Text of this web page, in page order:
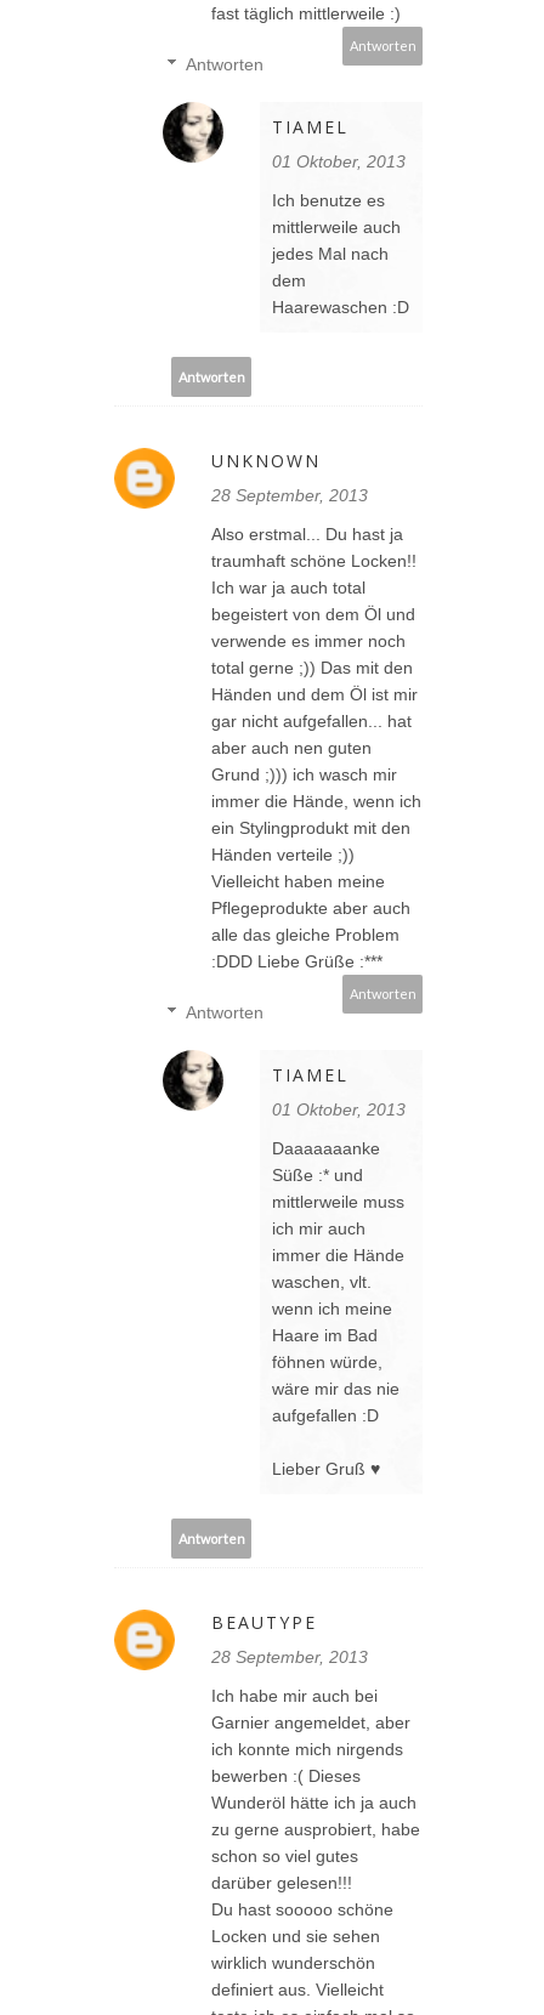
fast täglich mittlerweile :)
Antworten
Antworten
TIAMEL
01 Oktober, 2013
Ich benutze es
mittlerweile auch
jedes Mal nach
dem
Haarewaschen :D
Antworten
UNKNOWN
28 September, 2013
Also erstmal... Du hast ja
traumhaft schöne Locken!!
Ich war ja auch total
begeistert von dem Öl und
verwende es immer noch
total gerne ;)) Das mit den
Händen und dem Öl ist mir
gar nicht aufgefallen... hat
aber auch nen guten
Grund ;))) ich wasch mir
immer die Hände, wenn ich
ein Stylingprodukt mit den
Händen verteile ;))
Vielleicht haben meine
Pflegeprodukte aber auch
alle das gleiche Problem
:DDD Liebe Grüße :***
Antworten
Antworten
TIAMEL
01 Oktober, 2013
Daaaaaaanke
Süße :* und
mittlerweile muss
ich mir auch
immer die Hände
waschen, vlt.
wenn ich meine
Haare im Bad
föhnen würde,
wäre mir das nie
aufgefallen :D
Lieber Gruß ♥
Antworten
BEAUTYPE
28 September, 2013
Ich habe mir auch bei
Garnier angemeldet, aber
ich konnte mich nirgends
bewerben :( Dieses
Wunderöl hätte ich ja auch
zu gerne ausprobiert, habe
schon so viel gutes
darüber gelesen!!!
Du hast sooooo schöne
Locken und sie sehen
wirklich wunderschön
definiert aus. Vielleicht